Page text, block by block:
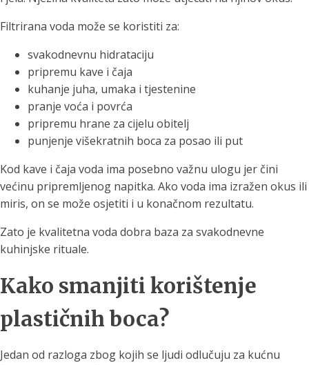
Filtrirana voda može se koristiti za:
svakodnevnu hidrataciju
pripremu kave i čaja
kuhanje juha, umaka i tjestenine
pranje voća i povrća
pripremu hrane za cijelu obitelj
punjenje višekratnih boca za posao ili put
Kod kave i čaja voda ima posebno važnu ulogu jer čini
većinu pripremljenog napitka. Ako voda ima izražen okus ili
miris, on se može osjetiti i u konačnom rezultatu.
Zato je kvalitetna voda dobra baza za svakodnevne
kuhinjske rituale.
Kako smanjiti korištenje
plastičnih boca?
Jedan od razloga zbog kojih se ljudi odlučuju za kućnu